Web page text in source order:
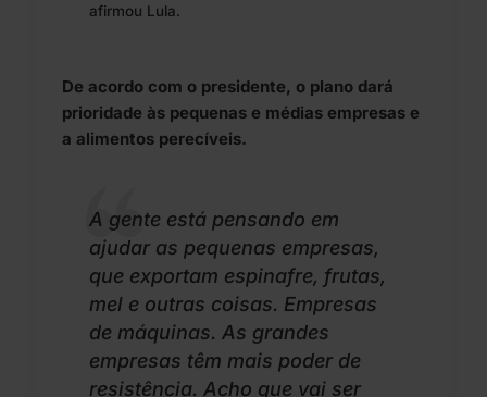
afirmou Lula.
De acordo com o presidente, o plano dará
prioridade às pequenas e médias empresas e
a alimentos perecíveis.
A gente está pensando em
ajudar as pequenas empresas,
que exportam espinafre, frutas,
mel e outras coisas. Empresas
de máquinas. As grandes
empresas têm mais poder de
resistência. Acho que vai ser